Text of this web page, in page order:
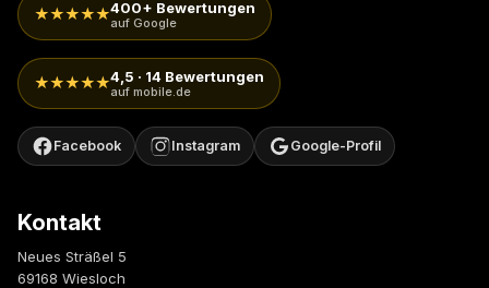
★★★★★400+ Bewertungen
auf Google
★★★★★4,5 · 14 Bewertungen
auf mobile.de
Facebook Instagram Google-Profil
Kontakt
Neues Sträßel 5
69168 Wiesloch